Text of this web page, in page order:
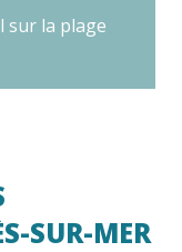
sur la plage
SUR-MER